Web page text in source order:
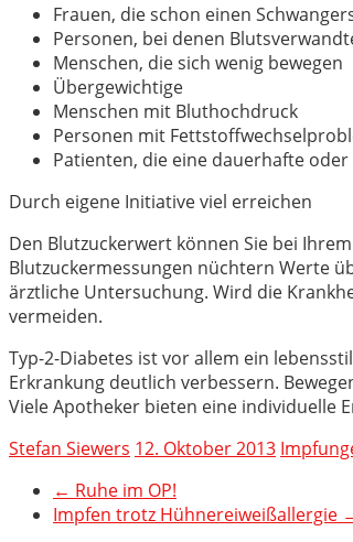
Frauen, die schon einen
Personen, bei denen
Menschen, die sich wenig bewegen
Übergewichtige
Menschen mit Bluthochdruck
Personen mit
Patienten, die eine dauerhafte
Durch eigene Initiative viel erreichen
Den Blutzuckerwert können Sie bei
Blutzuckermessungen nüchtern Werte
ärztliche Untersuchung. Wird die
vermeiden.
Typ-2-Diabetes ist vor allem ein
Erkrankung deutlich verbessern.
Viele Apotheker bieten eine individuelle
Stefan Siewers 12. Oktober 2013
← Ruhe im OP!
Impfen trotz Hühnereiweißallergie